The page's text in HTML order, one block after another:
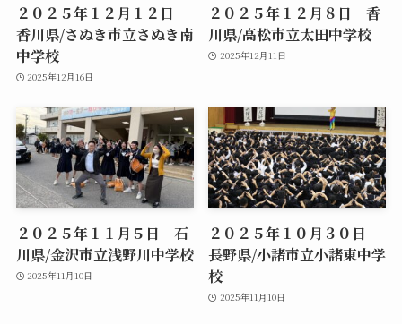
２０２５年１２月１２日
香川県/さぬき市立さぬき南
中学校
2025年12月16日
２０２５年１２月８日 香
川県/高松市立太田中学校
2025年12月11日
２０２５年１１月５日 石
川県/金沢市立浅野川中学校
2025年11月10日
２０２５年１０月３０日
長野県/小諸市立小諸東中学
校
2025年11月10日